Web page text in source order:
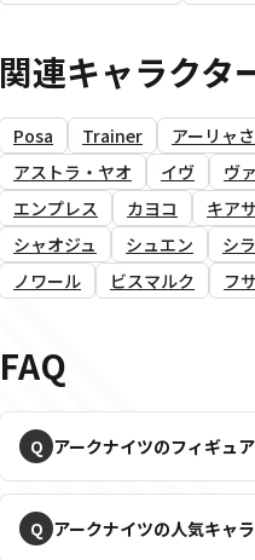
関連キャラクタ
Posa Trainer アーリャ
アストラ・ヤオ
イヴ ヴ
エンプレス
カヨコ キア
シャオジュ
シュエン シラ
ノワール
ビスマルク フ
FAQ
アークナイツのフィギュ
アークナイツの人気キャ